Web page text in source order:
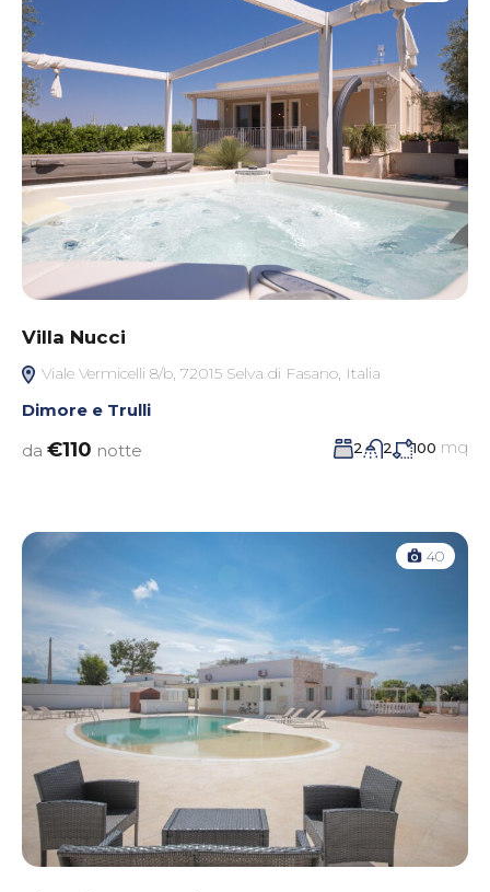
Villa Nucci
Viale Vermicelli 8/b, 72015 Selva di Fasano, Italia
Dimore e Trulli
da €110 notte 2 2 100 mq
40